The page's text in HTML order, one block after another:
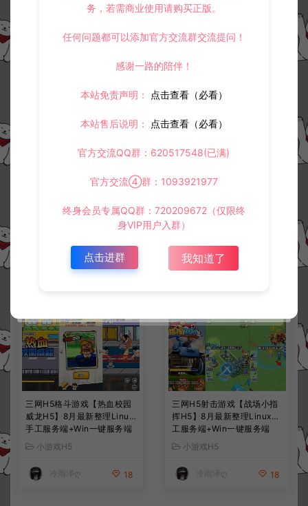
默认解压密码：www.lyzwlkj.vip
三网H5休闲游戏【僵尸围城H5修复版】3月最新整理Linux手工服务端+Win一键服务端+解压即玩+简易安卓客户端+详细搭建教程
常见问题
三网H5格斗游戏【热血校园
威龙H5】8月最新整理Linux
手工服务端+Win一键服务端
+解压即玩+简易安卓客户端
+详细搭建教程
小游戏H5
冷雨泽ღ 18
三网H5射击游戏【战场小指
挥H5】8月最新整理Linux手
工服务端+Win一键服务端
+解压即玩+简易安卓客户端
+详细搭建教程
小游戏H5
冷雨泽ღ 18
务，若需商业使用请购买正版。
任何问题都可以添加官方交流群交流提问！
感谢一路的陪伴！
本站免责声明： 点击查看（必看）
本站售后说明： 点击查看（必看）
官方交流QQ群：620517548(已满)
官方交流④群：1093921977
终身会员专属QQ群：720209672（仅限终
身VIP用户入群）
点击进群 我知道了